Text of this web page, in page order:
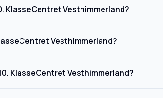
KlasseCentret Vesthimmerland?
Vesthimmerland?
KlasseCentret Vesthimmerland?